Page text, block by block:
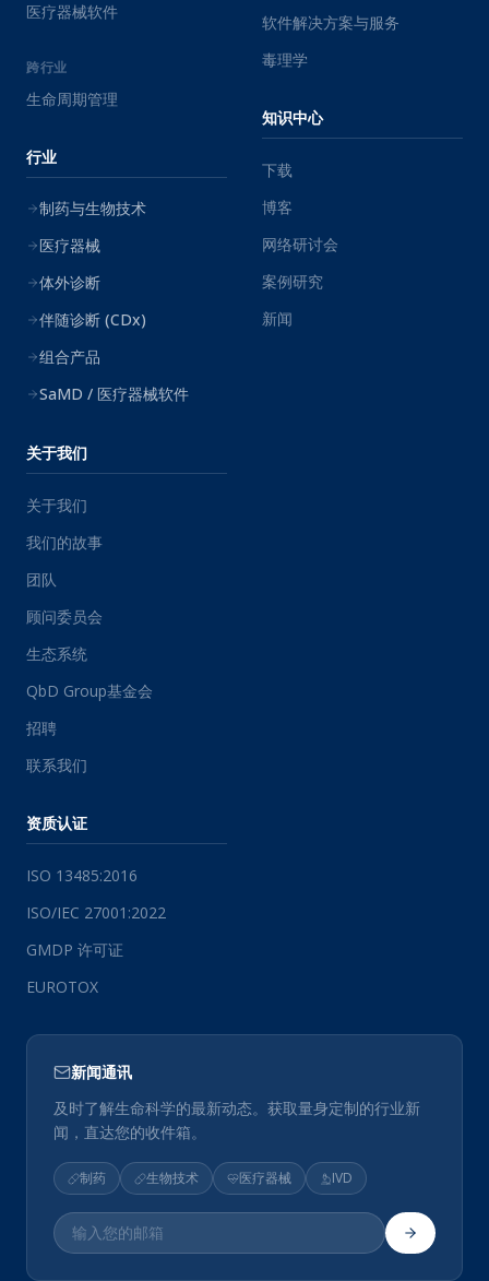
医疗器械软件
跨行业
生命周期管理
行业
制药与生物技术
医疗器械
体外诊断
伴随诊断 (CDx)
组合产品
SaMD / 医疗器械软件
软件解决方案与服务
毒理学
知识中心
下载
博客
网络研讨会
案例研究
新闻
关于我们
关于我们
我们的故事
团队
顾问委员会
生态系统
QbD Group基金会
招聘
联系我们
资质认证
ISO 13485:2016
ISO/IEC 27001:2022
GMDP 许可证
EUROTOX
新闻通讯
及时了解生命科学的最新动态。获取量身定制的行业新
闻，直达您的收件箱。
制药 生物技术 医疗器械 IVD